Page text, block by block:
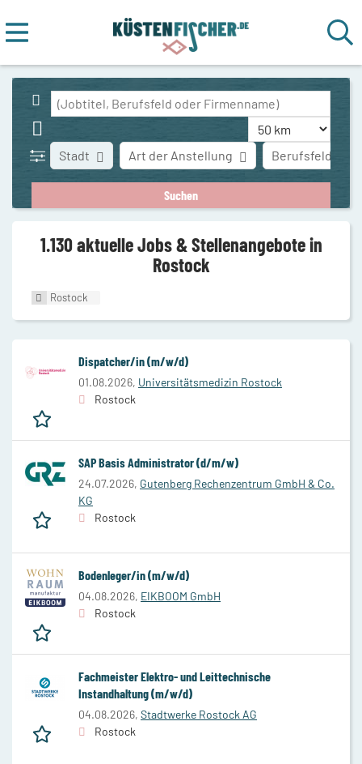
Stadt Art der Anstellung Berufsfeld
1.130 aktuelle Jobs & Stellenangebote in
Rostock
Rostock
Dispatcher/in (m/w/d)
01.08.2026, Universitätsmedizin Rostock
Rostock
SAP Basis Administrator (d/m/w)
24.07.2026, Gutenberg Rechenzentrum GmbH & Co.
KG
Rostock
Bodenleger/in (m/w/d)
04.08.2026, EIKBOOM GmbH
Rostock
Fachmeister Elektro- und Leittechnische
Instandhaltung (m/w/d)
04.08.2026, Stadtwerke Rostock AG
Rostock